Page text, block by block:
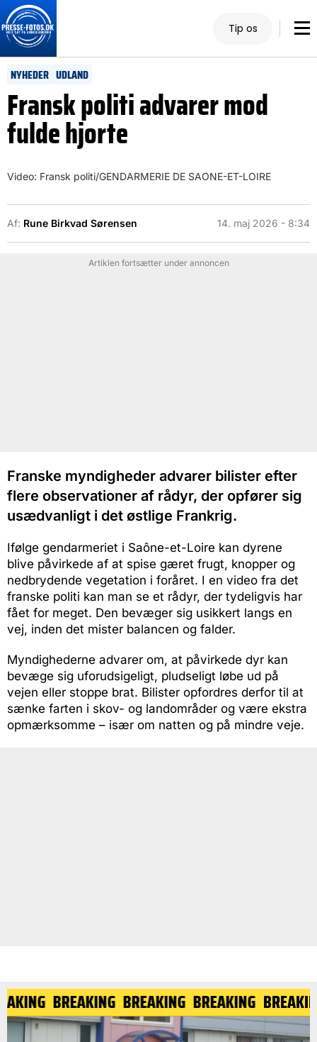
Tip os
NYHEDER UDLAND
Fransk politi advarer mod
fulde hjorte
Video: Fransk politi/GENDARMERIE DE SAONE-ET-LOIRE
Af: Rune Birkvad Sørensen 14. maj 2026 - 8:34
Artiklen fortsætter under annoncen
Franske myndigheder advarer bilister efter
flere observationer af rådyr, der opfører sig
usædvanligt i det østlige Frankrig.
Ifølge gendarmeriet i Saône-et-Loire kan dyrene
blive påvirkede af at spise gæret frugt, knopper og
nedbrydende vegetation i foråret. I en video fra det
franske politi kan man se et rådyr, der tydeligvis har
fået for meget. Den bevæger sig usikkert langs en
vej, inden det mister balancen og falder.
Myndighederne advarer om, at påvirkede dyr kan
bevæge sig uforudsigeligt, pludseligt løbe ud på
vejen eller stoppe brat. Bilister opfordres derfor til at
sænke farten i skov- og landområder og være ekstra
opmærksomme – især om natten og på mindre veje.
BREAKING BREAKING BREAKING